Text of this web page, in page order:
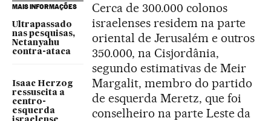
MAIS INFORMAÇÕES
Ultrapassado
nas pesquisas,
Netanyahu
contra-ataca
Isaac Herzog
ressuscita a
centro-
esquerda
Cerca de 300.000 colonos
israelenses residem na parte
oriental de Jerusalém e outros
350.000, na Cisjordânia,
segundo estimativas de Meir
Margalit, membro do partido
de esquerda Meretz, que foi
conselheiro na parte Leste da